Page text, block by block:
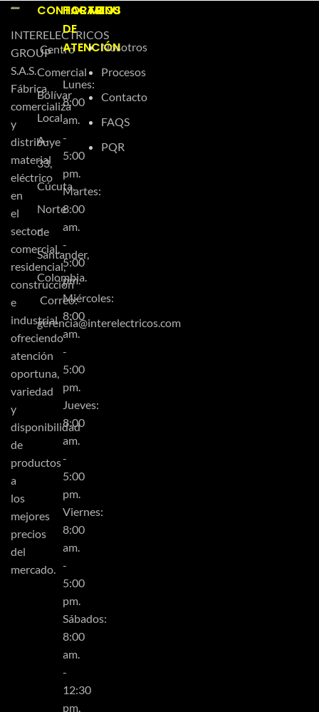
INTERELECTRICOS
GROUP
S.A.S.
Fábrica,
comercializa
y
distribuye
material
eléctrico
en
el
sector
comercial,
residencial,
construcción
e
industrial
ofreciendo
atención
oportuna,
variedad
y
disponibilidad
de
productos
a
los
mejores
precios
del
mercado.
CONTACTO
Centro
Comercial
Bolívar
Local
A-
33,
Cúcuta,
Norte
de
Santander,
Colombia.
Correo:
gerencia@interelectricos.com
HORARIOS
DE
ATENCIÓN
Lunes:
8:00
am.
-
5:00
pm.
Martes:
8:00
am.
-
5:00
pm.
Miércoles:
8:00
am.
-
5:00
pm.
Jueves:
8:00
am.
-
5:00
pm.
Viernes:
8:00
am.
-
5:00
pm.
Sábados:
8:00
am.
-
12:30
pm.
MENU
Nosotros
Procesos
Contacto
FAQS
PQR